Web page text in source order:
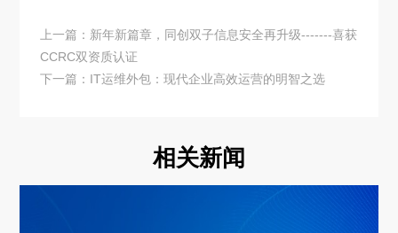
上一篇：新年新篇章，同创双子信息安全再升级-------喜获
CCRC双资质认证
下一篇：IT运维外包：现代企业高效运营的明智之选
相关新闻